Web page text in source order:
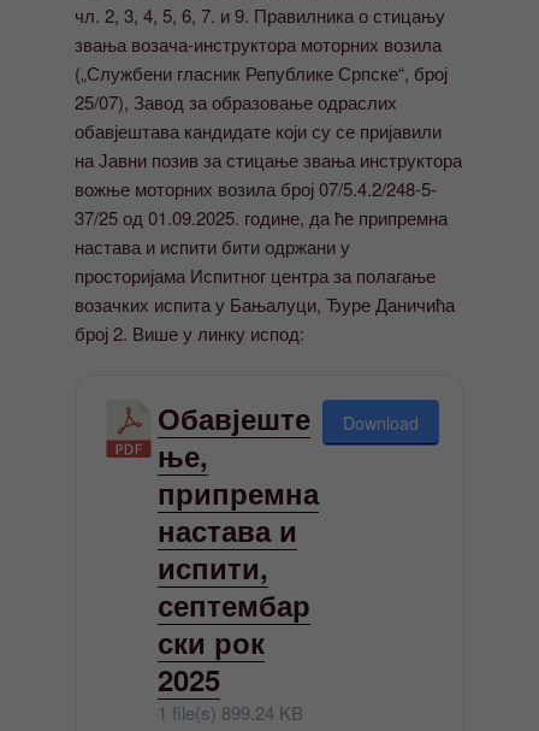
чл. 2, 3, 4, 5, 6, 7. и 9. Правилника о стицању
звања возача-инструктора моторних возила
(„Службени гласник Републике Српске“, број
25/07), Завод за образовање одраслих
обавјештава кандидате који су се пријавили
на Јавни позив за стицање звања инструктора
вожње моторних возила број 07/5.4.2/248-5-
37/25 од 01.09.2025. године, да ће припремна
настава и испити бити одржани у
просторијама Испитног центра за полагање
возачких испита у Бањалуци, Ђуре Даничића
број 2. Више у линку испод:
Обавјеште
ње,
припремна
настава и
испити,
септембар
ски рок
2025
1 file(s) 899.24 KB
Download